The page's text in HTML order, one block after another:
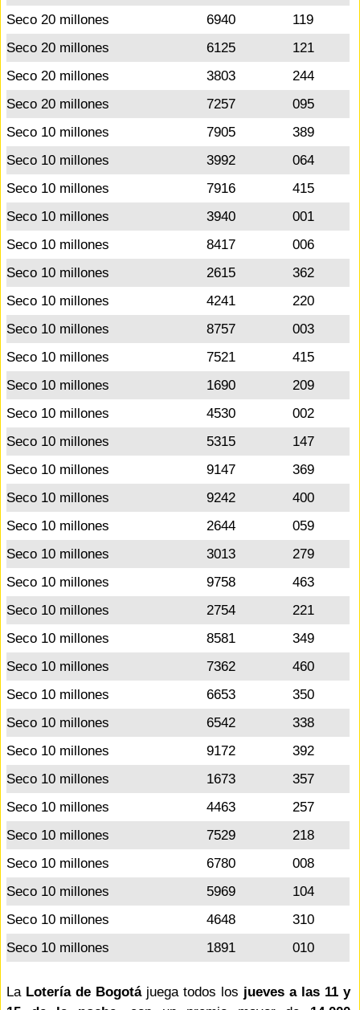
Seco 20 millones
6940
119
Seco 20 millones
6125
121
Seco 20 millones
3803
244
Seco 20 millones
7257
095
Seco 10 millones
7905
389
Seco 10 millones
3992
064
Seco 10 millones
7916
415
Seco 10 millones
3940
001
Seco 10 millones
8417
006
Seco 10 millones
2615
362
Seco 10 millones
4241
220
Seco 10 millones
8757
003
Seco 10 millones
7521
415
Seco 10 millones
1690
209
Seco 10 millones
4530
002
Seco 10 millones
5315
147
Seco 10 millones
9147
369
Seco 10 millones
9242
400
Seco 10 millones
2644
059
Seco 10 millones
3013
279
Seco 10 millones
9758
463
Seco 10 millones
2754
221
Seco 10 millones
8581
349
Seco 10 millones
7362
460
Seco 10 millones
6653
350
Seco 10 millones
6542
338
Seco 10 millones
9172
392
Seco 10 millones
1673
357
Seco 10 millones
4463
257
Seco 10 millones
7529
218
Seco 10 millones
6780
008
Seco 10 millones
5969
104
Seco 10 millones
4648
310
Seco 10 millones
1891 010
La Lotería de Bogotájuega todos los jueves a las 11 y